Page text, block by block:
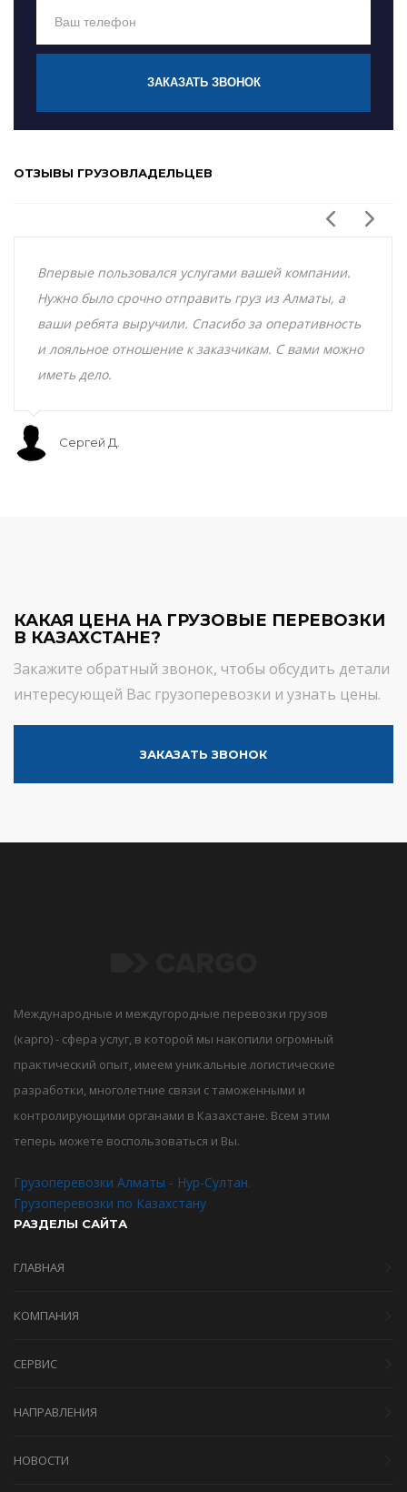
ЗАКАЗАТЬ ЗВОНОК
ОТЗЫВЫ ГРУЗОВЛАДЕЛЬЦЕВ
Впервые пользовался услугами вашей компании.
Нужно было срочно отправить груз из Алматы, а
ваши ребята выручили. Спасибо за оперативность
и лояльное отношение к заказчикам. С вами можно
иметь дело.
Сергей Д.
КАКАЯ ЦЕНА НА ГРУЗОВЫЕ ПЕРЕВОЗКИ
В КАЗАХСТАНЕ?
Закажите обратный звонок, чтобы обсудить детали
интересующей Вас грузоперевозки и узнать цены.
ЗАКАЗАТЬ ЗВОНОК
Международные и междугородные перевозки грузов
(карго) - сфера услуг, в которой мы накопили огромный
практический опыт, имеем уникальные логистические
разработки, многолетние связи с таможенными и
контролирующими органами в Казахстане. Всем этим
теперь можете воспользоваться и Вы.
Грузоперевозки Алматы - Нур-Султан.
Грузоперевозки по Казахстану
РАЗДЕЛЫ САЙТА
ГЛАВНАЯ
КОМПАНИЯ
СЕРВИС
НАПРАВЛЕНИЯ
НОВОСТИ